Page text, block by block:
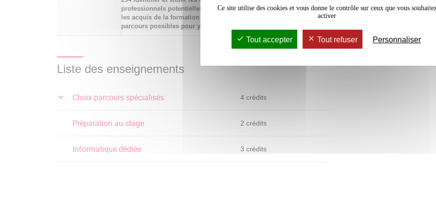
professionnels potentiellement en relation avec
les acquis de la formation ainsi que les
parcours possibles pour y accéder
Liste des enseignements
Choix parcours spécialisés 4 crédits
Préparation au stage 2 crédits
Informatique dédiée 3 crédits
Ce site utilise des cookies et vous donne le contrôle sur ceux que vous
activer
Tout accepter Tout refuser Personnaliser